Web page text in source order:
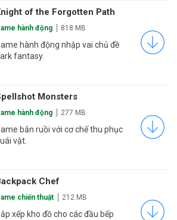
of the Forgotten Path
hành động 818 MB
hành động nhập vai chủ đề
fantasy.
Monsters
hành động 277 MB
bắn ruồi với cơ chế thu phục
vật.
Chef
chiến thuật 212 MB
xếp kho đồ cho các đầu bếp